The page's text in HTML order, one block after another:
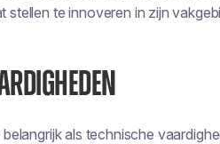
stellen te innoveren in zijn
als technische